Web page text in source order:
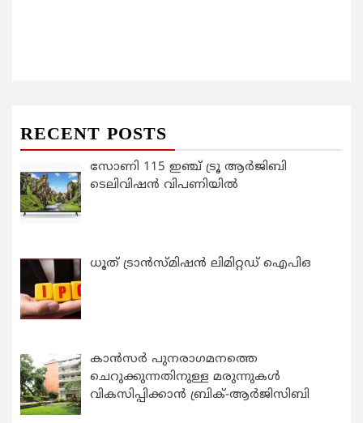
RECENT POSTS
സോണി 115 ഇഞ്ച് ട്രൂ ആർജിബി
ടെലിവിഷൻ വിപണിയിൽ
ധൂത് ട്രാൻസ്മിഷൻ ലിമിറ്റഡ് ഐപിഒ
കാന്‍സര്‍ പുനരാഗമനത്തെ
ചെറുക്കുന്നതിനുള്ള മരുന്നുകള്‍
വികസിപ്പിക്കാന്‍ ബ്രിക്-ആര്‍ജിസിബി